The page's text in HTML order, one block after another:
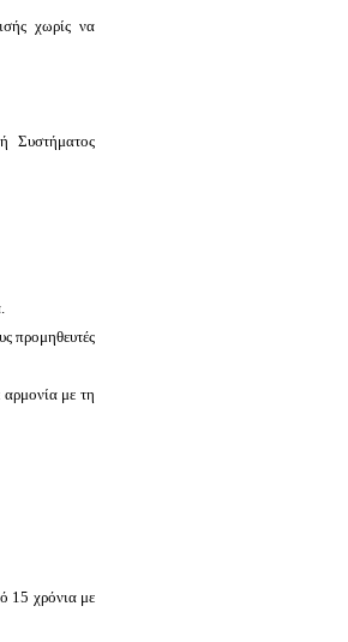
χωρίς να
Συστήματος
προμηθευτές
με τη
15 χρόνια με